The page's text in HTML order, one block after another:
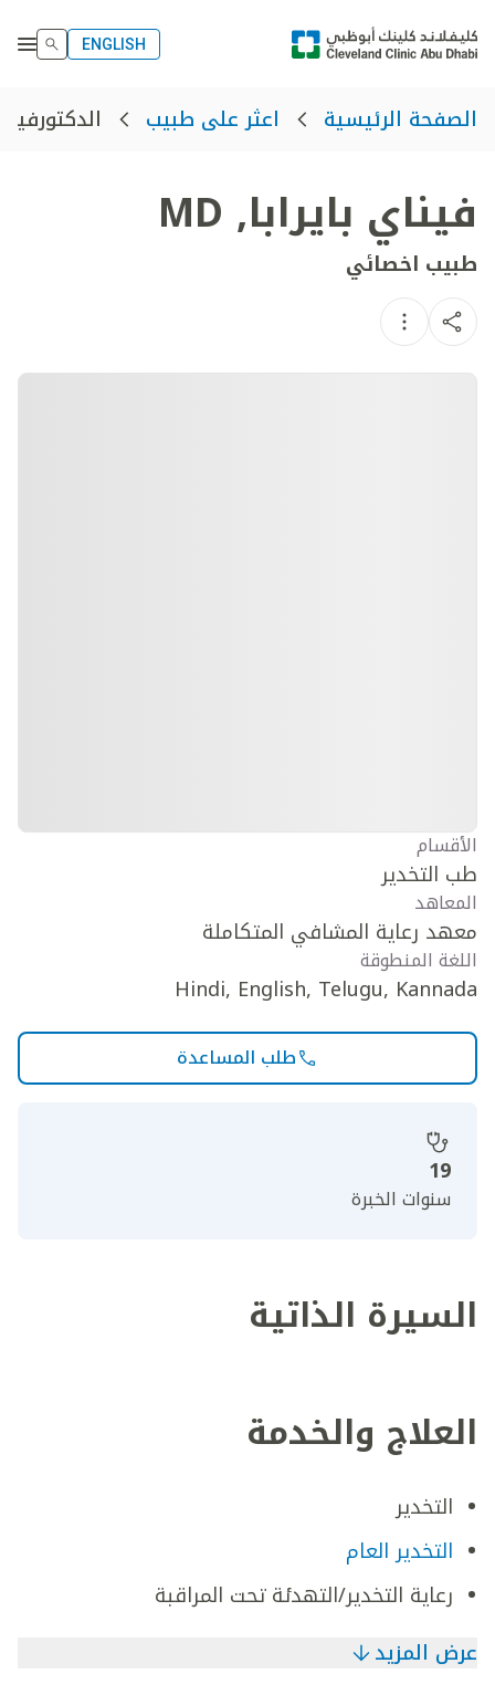
ENGLISH
الصفحة الرئيسية اعثر على طبيب
فيناي بايرابا​,
MD
طبيب اخصائي
الأقسام
طب التخدير
المعاهد
معهد رعاية المشافي المتكاملة
اللغة المنطوقة
Hindi, English, Telugu, Kannada
طلب المساعدة
19
سنوات الخبرة
السيرة الذاتية
العلاج والخدمة
التخدير
التخدير العام
رعاية التخدير/التهدئة تحت المراقبة
عرض المزيد